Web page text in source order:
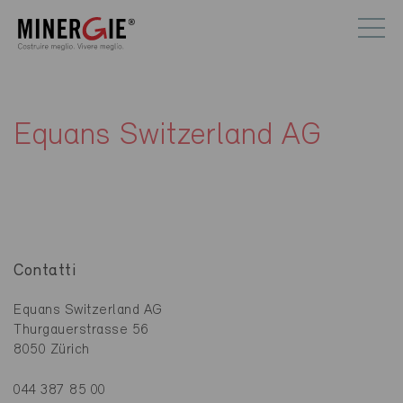
Equans Switzerland AG
Contatti
Equans Switzerland AG
Thurgauerstrasse 56
8050 Zürich
044 387 85 00